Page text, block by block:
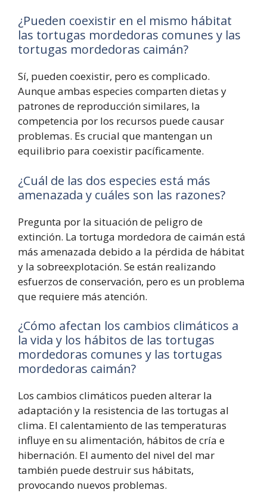
¿Pueden coexistir en el mismo hábitat
las tortugas mordedoras comunes y las
tortugas mordedoras caimán?
Sí, pueden coexistir, pero es complicado.
Aunque ambas especies comparten dietas y
patrones de reproducción similares, la
competencia por los recursos puede causar
problemas. Es crucial que mantengan un
equilibrio para coexistir pacíficamente.
¿Cuál de las dos especies está más
amenazada y cuáles son las razones?
Pregunta por la situación de peligro de
extinción. La tortuga mordedora de caimán está
más amenazada debido a la pérdida de hábitat
y la sobreexplotación. Se están realizando
esfuerzos de conservación, pero es un problema
que requiere más atención.
¿Cómo afectan los cambios climáticos a
la vida y los hábitos de las tortugas
mordedoras comunes y las tortugas
mordedoras caimán?
Los cambios climáticos pueden alterar la
adaptación y la resistencia de las tortugas al
clima. El calentamiento de las temperaturas
influye en su alimentación, hábitos de cría e
hibernación. El aumento del nivel del mar
también puede destruir sus hábitats,
provocando nuevos problemas.